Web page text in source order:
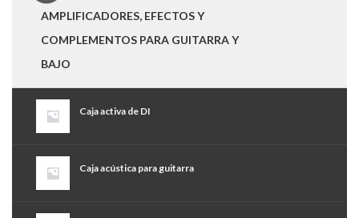
AMPLIFICADORES, EFECTOS Y
COMPLEMENTOS PARA GUITARRA Y
BAJO
Caja activa de DI
Caja acústica para guitarra